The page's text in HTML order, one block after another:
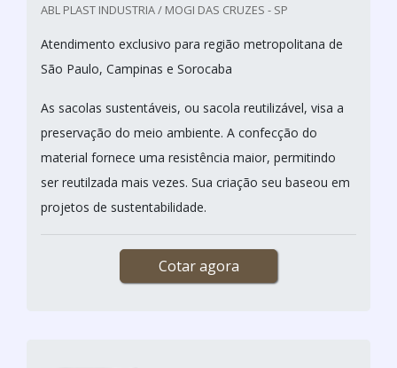
ABL PLAST INDUSTRIA / MOGI DAS CRUZES - SP
Atendimento exclusivo para região metropolitana de
São Paulo, Campinas e Sorocaba
As sacolas sustentáveis, ou sacola reutilizável, visa a
preservação do meio ambiente. A confecção do
material fornece uma resistência maior, permitindo
ser reutilzada mais vezes. Sua criação seu baseou em
projetos de sustentabilidade.
Cotar agora